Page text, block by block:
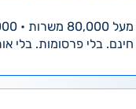
מעל 80,000 משרות • 4,000 חדשות ביום
חינם. בלי פרסומות. בלי